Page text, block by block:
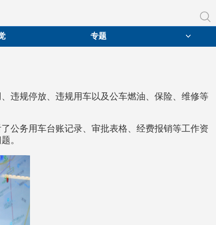
专题
违规停放、违规用车以及公车燃油、保险、维修等
公务用车台账记录、审批表格、经费报销等工作资
。